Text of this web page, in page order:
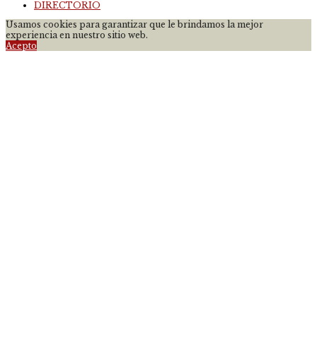
DIRECTORIO
Usamos cookies para garantizar que le brindamos la mejor
experiencia en nuestro sitio web.
Acepto